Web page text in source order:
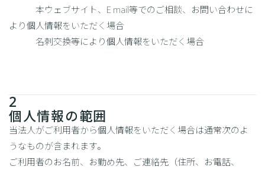
本ウェブサイト、E mail等でのご相談、お問い合わせに
より個人情報をいただく場合
名刺交換等により個人情報をいただく場合
2
個人情報の範囲
当法人がご利用者から個人情報をいただく場合は通常次のよ
うなものが含まれます。
ご利用者のお名前、お勤め先、ご連絡先（住所、お電話、